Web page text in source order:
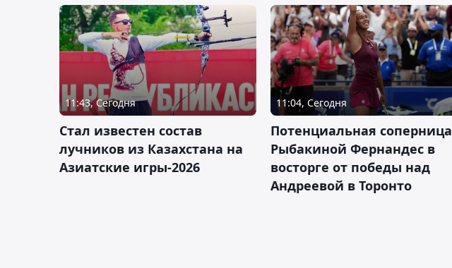
11:43, Сегодня
Стал известен состав
лучников из Казахстана на
Азиатские игры-2026
11:04, Сегодня
Потенциальная соперница
Рыбакиной Фернандес в
восторге от победы над
Андреевой в Торонто